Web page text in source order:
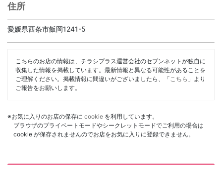
住所
愛媛県西条市飯岡1241-5
こちらのお店の情報は、チラシプラス運営会社のセブンネットが独自に
収集した情報を掲載しています。最新情報と異なる可能性があることを
ご理解ください。掲載情報に間違いがございましたら、「 こちら 」より
ご報告をお願いします。
※お気に入りのお店の保存に cookie を利用しています。
ブラウザのプライベートモードやシークレットモードでご利用の場合は
cookie が保存されませんのでお店をお気に入りに登録できません。